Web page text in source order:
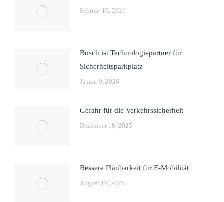
Februar 10, 2026
Bosch ist Technologiepartner für
Sicherheitsparkplatz
Januar 9, 2026
Gefahr für die Verkehrssicherheit
Dezember 18, 2025
Bessere Planbarkeit für E-Mobilität
August 19, 2025